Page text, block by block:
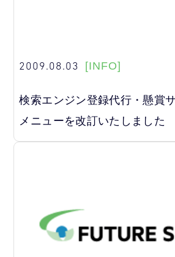
2009.08.03 [INFO]
検索エンジン登録代行・懸賞
メニューを改訂いたしました